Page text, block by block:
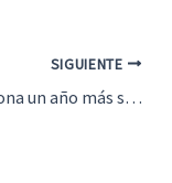
SIGUIENTE
Campillos promociona un año más su patrimonio natural en la Feria Internacional de Turismo Ornitológico